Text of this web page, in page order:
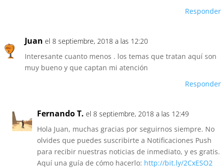
Responder
Juan el 8 septiembre, 2018 a las 12:20
Interesante cuanto menos . los temas que tratan aquí son
muy bueno y que captan mi atención
Responder
Fernando T. el 8 septiembre, 2018 a las 12:49
Hola Juan, muchas gracias por seguirnos siempre. No
olvides que puedes suscribirte a Notificaciones Push
para recibir nuestras noticias de inmediato, y es gratis.
Aquí una guía de cómo hacerlo: http://bit.ly/2CxESO2